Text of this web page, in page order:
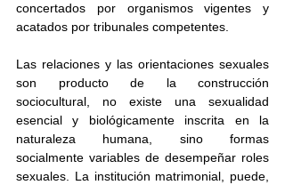
concertados por organismos vigentes y
acatados por tribunales competentes.
Las relaciones y las orientaciones sexuales
son producto de la construcción
sociocultural, no existe una sexualidad
esencial y biológicamente inscrita en la
naturaleza humana, sino formas
socialmente variables de desempeñar roles
sexuales. La institución matrimonial, puede,